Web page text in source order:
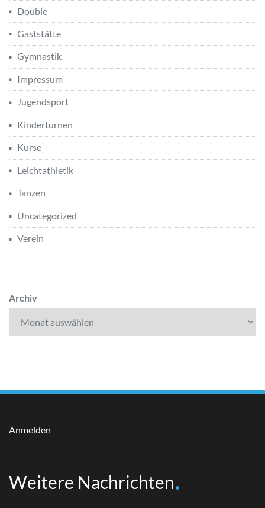
Double
Gaststätte
Gymnastik
Impressum
Jugendsport
Kinderturnen
Kurse
Leichtathletik
Tanzen
Uncategorized
Verein
Archiv
Anmelden
Weitere Nachrichten